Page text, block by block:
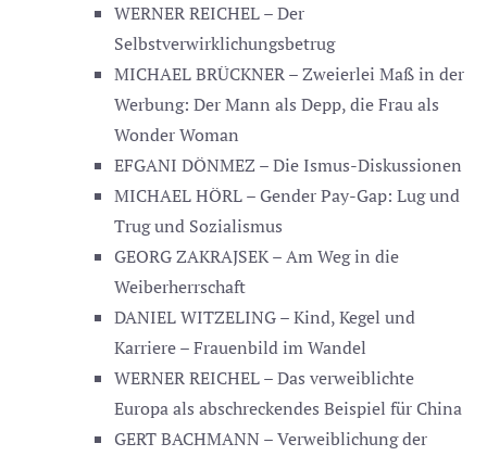
WERNER REICHEL – Der
Selbstverwirklichungsbetrug
MICHAEL BRÜCKNER – Zweierlei Maß in der
Werbung: Der Mann als Depp, die Frau als
Wonder Woman
EFGANI DÖNMEZ – Die Ismus-Diskussionen
MICHAEL HÖRL – Gender Pay-Gap: Lug und
Trug und Sozialismus
GEORG ZAKRAJSEK – Am Weg in die
Weiberherrschaft
DANIEL WITZELING – Kind, Kegel und
Karriere – Frauenbild im Wandel
WERNER REICHEL – Das verweiblichte
Europa als abschreckendes Beispiel für China
GERT BACHMANN – Verweiblichung der